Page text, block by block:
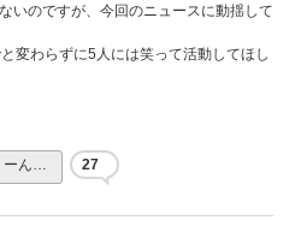
いのですが、今回のニュースに動揺して
変わらずに5人には笑って活動してほし
ーん… 27